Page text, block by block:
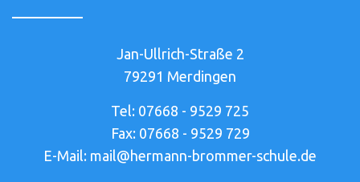
Jan-Ullrich-Straße 2
79291 Merdingen
Tel: 07668 - 9529 725
Fax: 07668 - 9529 729
E-Mail: mail@hermann-brommer-schule.de